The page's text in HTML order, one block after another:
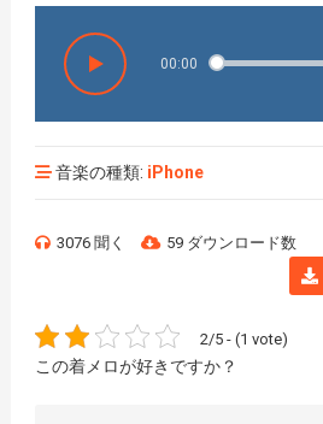
00:00
音楽の種類: iPhone
3076 聞く 59 ダウンロード数
2/5 - (1 vote)
この着メロが好きですか？